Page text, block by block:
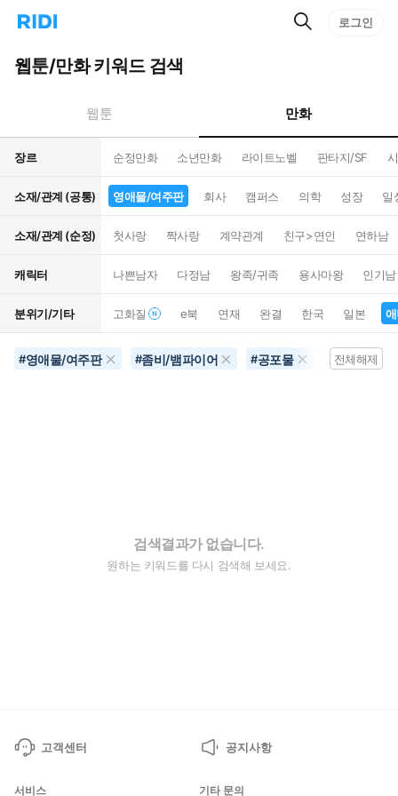
리
홈
으
턴
트
검
로그인
웹툰/만화 키워드 검색
웹툰 만화
장르 순정만화 소년만화 라이트노벨 판타지/SF
소재/관계 (공통) 영애물/여주판 회사 캠퍼스 의학 성장 일
소재/관계 (순정) 첫사랑 짝사랑 계약관계 친구>연인 연하남
캐릭터 나쁜남자 다정남 왕족/귀족 용사마왕 인기남
분위기/기타 고화질 e북 연재 완결 한국 일본
#영애물/여주판 #좀비/뱀파이어 #공포물 금지된사랑
전체해제
검색결과가 없습니다.
원하는 키워드를 다시 검색해 보세요.
고객센터 공지사항
서비스 기타 문의